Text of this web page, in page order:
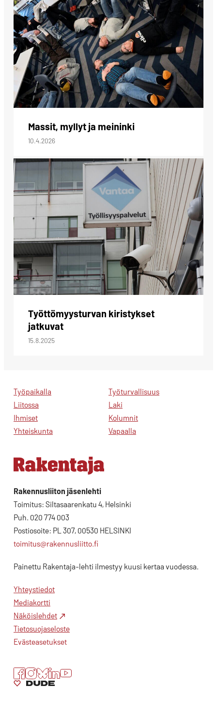
Massit, myllyt ja meininki
10.4.2026
Työttömyysturvan kiristykset
jatkuvat
15.8.2025
Työpaikalla
Liitossa
Ihmiset
Yhteiskunta
Työturvallisuus
Laki
Kolumnit
Vapaalla
Rakennusliiton jäsenlehti
Toimitus: Siltasaarenkatu 4, Helsinki
Puh. 020 774 003
Postiosoite: PL 307, 00530 HELSINKI
toimitus@rakennusliitto.fi
Painettu Rakentaja-lehti ilmestyy kuusi kertaa vuodessa.
Yhteystiedot
Mediakortti
Näköislehdet
Tietosuojaseloste
Evästeasetukset
Facebook
Instagram
BlueskyLinkedIn
YouTube